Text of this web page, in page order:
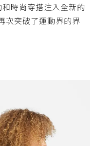
時尚穿搭注入全新的
次突破了運動界的界